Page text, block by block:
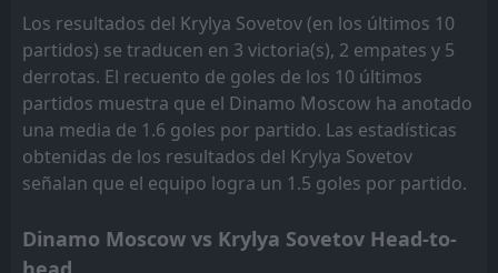
15:00
17May
Krylya Sovetov
Akron
15:00
17May
Krylya Sovetov
Akron
4
W
15:00
Torpedo Moskva
Los resultados del Krylya Sovetov (en los últimos 10
partidos) se traducen en 3 victoria(s), 2 empates y 5
derrotas. El recuento de goles de los 10 últimos
partidos muestra que el Dinamo Moscow ha anotado
una media de 1.6 goles por partido. Las estadísticas
obtenidas de los resultados del Krylya Sovetov
señalan que el equipo logra un 1.5 goles por partido.
Dinamo Moscow vs Krylya Sovetov Head-to-